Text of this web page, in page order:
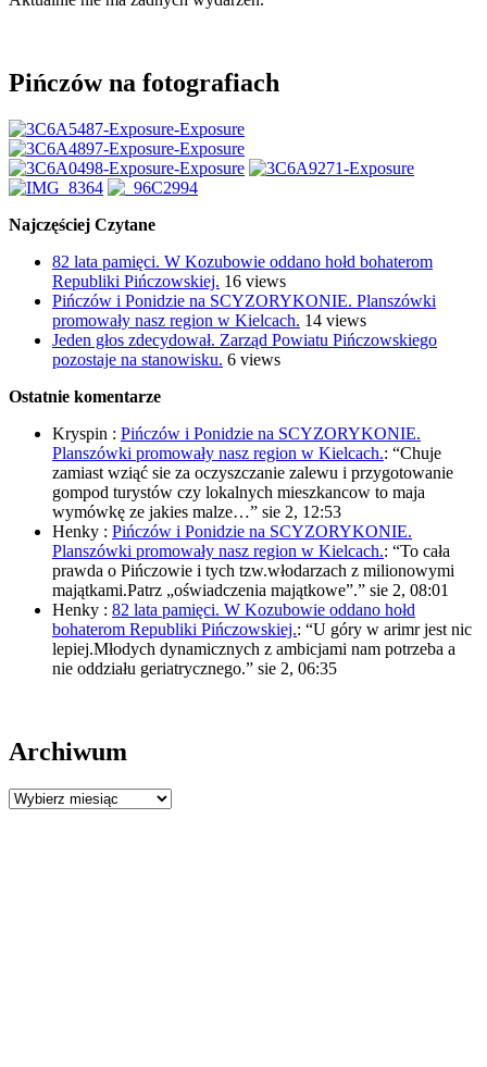
Pińczów na fotografiach
Najczęściej Czytane
82 lata pamięci. W Kozubowie oddano hołd bohaterom
Republiki Pińczowskiej. 16 views
Pińczów i Ponidzie na SCYZORYKONIE. Planszówki
promowały nasz region w Kielcach. 14 views
Jeden głos zdecydował. Zarząd Powiatu Pińczowskiego
pozostaje na stanowisku. 6 views
Ostatnie komentarze
Kryspin : Pińczów i Ponidzie na SCYZORYKONIE.
Planszówki promowały nasz region w Kielcach.: “Chuje
zamiast wziąć sie za oczyszczanie zalewu i przygotowanie
gompod turystów czy lokalnych mieszkancow to maja
wymówkę ze jakies malze…” sie 2, 12:53
Henky : Pińczów i Ponidzie na SCYZORYKONIE.
Planszówki promowały nasz region w Kielcach.: “To cała
prawda o Pińczowie i tych tzw.włodarzach z milionowymi
majątkami.Patrz „oświadczenia majątkowe”.” sie 2, 08:01
Henky : 82 lata pamięci. W Kozubowie oddano hołd
bohaterom Republiki Pińczowskiej.: “U góry w arimr jest nic
lepiej.Młodych dynamicznych z ambicjami nam potrzeba a
nie oddziału geriatrycznego.” sie 2, 06:35
Archiwum
Archiwum